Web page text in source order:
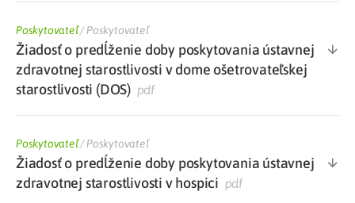
Poskytovateľ/Poskytovateľ
Žiadosť o predĺženie doby poskytovania ústavnej
zdravotnej starostlivosti v dome ošetrovateľskej
starostlivosti (DOS) pdf
Poskytovateľ/Poskytovateľ
Žiadosť o predĺženie doby poskytovania ústavnej
zdravotnej starostlivosti v hospici pdf